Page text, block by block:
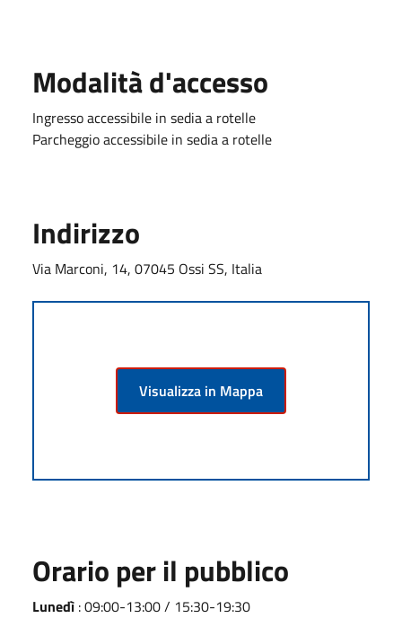
Modalità d'accesso
Ingresso accessibile in sedia a rotelle
Parcheggio accessibile in sedia a rotelle
Indirizzo
Via Marconi, 14, 07045 Ossi SS, Italia
Visualizza in Mappa
Orario per il pubblico
Lunedì : 09:00-13:00 / 15:30-19:30